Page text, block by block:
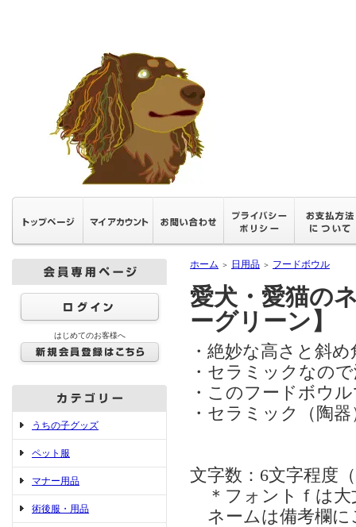
はじめてのお客様へ
うちの子グッズ
ペット服
マナー用品
術後服・用品
ホーム ＞ 日用品 ＞ フードボウル
愛犬・愛猫の
ーグリーン】
・絶妙な高さと斜
・セラミックなの
・このフードボウ
・セラミック（陶
文字数：6文字程度
＊フォントｆは大
ネームは備考欄に